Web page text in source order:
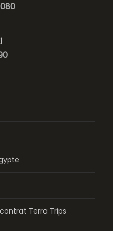
Terra Trips